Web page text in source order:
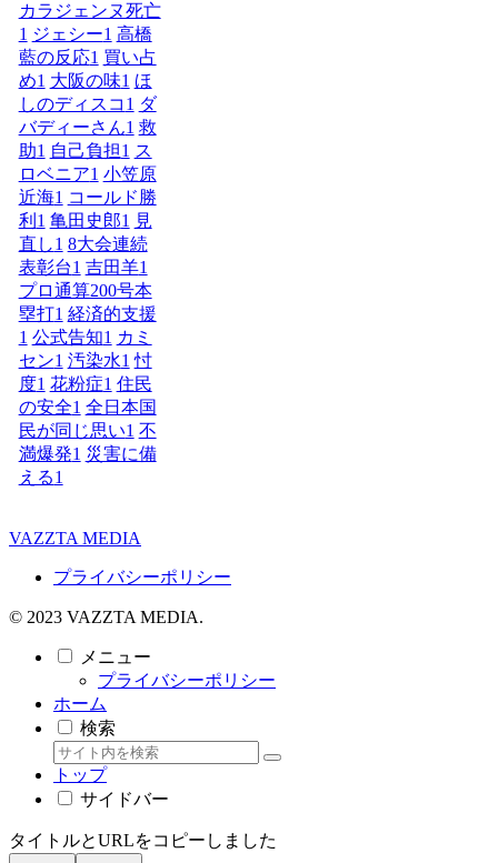
カラジェンヌ死亡
1 ジェシー1 高橋
藍の反応1 買い占
め1 大阪の味1 ほ
しのディスコ 1 ダ
バディーさん1 救
助1 自己負担1 ス
ロベニア1 小笠原
近海1 コールド勝
利 1 亀田史郎1 見
直し1 8大会連続
表彰台1 吉田羊1
プロ通算200号本
塁打1 経済的支援
1 公式告知1 カミ
セン1 汚染水1 忖
度1 花粉症1 住民
の安全1 全日本国
民が同じ思い1 不
満爆発1 災害に備
える1
VAZZTA MEDIA
プライバシーポリシー
© 2023 VAZZTA MEDIA.
メニュー
プライバシーポリシー
ホーム
検索
トップ
サイドバー
タイトルとURLをコピーしました